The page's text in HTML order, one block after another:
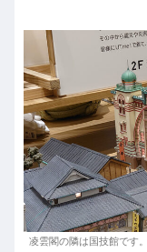
凌雲閣の隣は国技館です